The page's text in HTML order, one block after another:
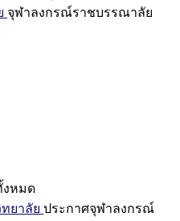
จุฬาลงกรณ์ราชบรรณาลัย
งหมด
ยาลัย ประกาศจุฬาลงกรณ์